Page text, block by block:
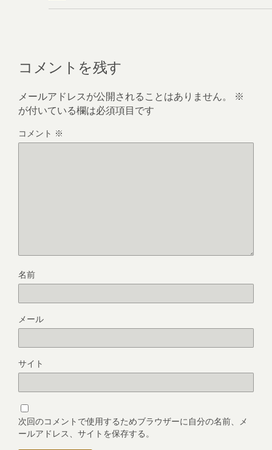
コメントを残す
メールアドレスが公開されることはありません。
※
が付いている欄は必須項目です
コメント ※
名前
メール
サイト
次回のコメントで使用するためブラウザーに自分の名前、メ
ールアドレス、サイトを保存する。